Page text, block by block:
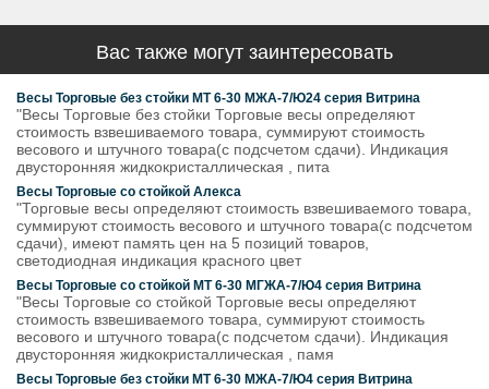
Вас также могут заинтересовать
Весы Торговые без стойки МТ 6-30 MЖА-7/Ю24 серия Витрина
"Весы Торговые без стойки Торговые весы определяют
стоимость взвешиваемого товара, суммируют стоимость
весового и штучного товара(с подсчетом сдачи). Индикация
двусторонняя жидкокристаллическая , пита
Весы Торговые со стойкой Алекса
"Торговые весы определяют стоимость взвешиваемого товара,
суммируют стоимость весового и штучного товара(с подсчетом
сдачи), имеют память цен на 5 позиций товаров,
светодиодная индикация красного цвет
Весы Торговые со стойкой МТ 6-30 MГЖА-7/Ю4 серия Витрина
"Весы Торговые со стойкой Торговые весы определяют
стоимость взвешиваемого товара, суммируют стоимость
весового и штучного товара(с подсчетом сдачи). Индикация
двусторонняя жидкокристаллическая , памя
Весы Торговые без стойки МТ 6-30 MЖА-7/Ю4 серия Витрина